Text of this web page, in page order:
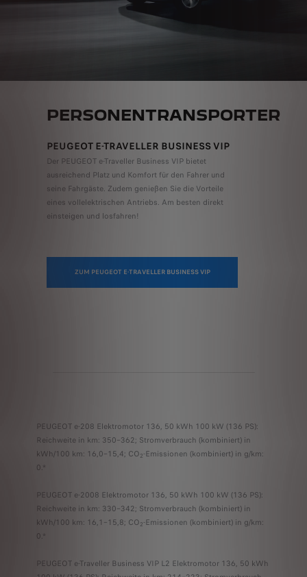
PERSONENTRANSPORTER
PEUGEOT E-TRAVELLER BUSINESS VIP
Der PEUGEOT e-Traveller Business VIP bietet
ausreichend Platz und Komfort für den Fahrer und
seine Fahrgäste. Zudem genießen Sie die Vorteile
eines vollelektrischen Antriebs. Am besten direkt
einsteigen und losfahren!
ZUM PEUGEOT E-TRAVELLER BUSINESS VIP
PEUGEOT e-208 Elektromotor 136, 50 kWh 100 kW (136 PS):
Reichweite in km: 350–362; Stromverbrauch (kombiniert) in
kWh/100 km: 16,0–15,4; CO2-Emissionen (kombiniert) in g/km:
0.*
PEUGEOT e-2008 Elektromotor 136, 50 kWh 100 kW (136 PS):
Reichweite in km: 330–342; Stromverbrauch (kombiniert) in
kWh/100 km: 16,1–15,8; CO2-Emissionen (kombiniert) in g/km:
0.*
PEUGEOT e-Traveller Business VIP L2 Elektromotor 136, 50 kWh